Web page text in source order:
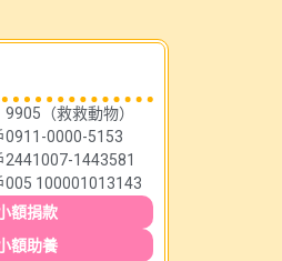
（救救動物）
0911-0000-5153
2441007-1443581
005 100001013143
額捐款
額助養